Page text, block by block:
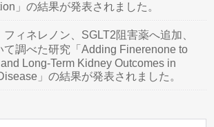
」の結果が発表されました。
ィネレノン、SGLT2阻害薬へ追加、
て調べた研究「Adding Finerenone to
Long-Term Kidney Outcomes in
」の結果が発表されました。